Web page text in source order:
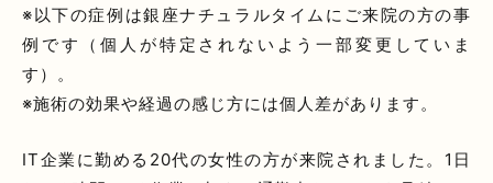
※以下の症例は銀座ナチュラルタイムにご来院の方の事
例です（個人が特定されないよう一部変更していま
す）。
※施術の効果や経過の感じ方には個人差があります。
IT企業に勤める20代の女性の方が来院されました。1日